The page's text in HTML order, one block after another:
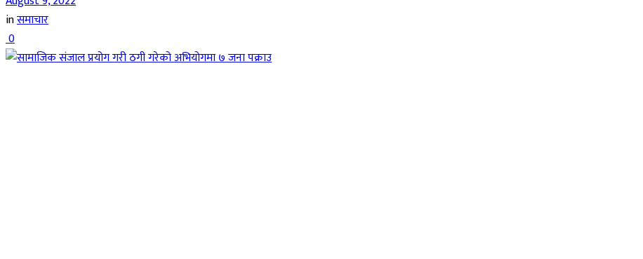
inसमाचार
0